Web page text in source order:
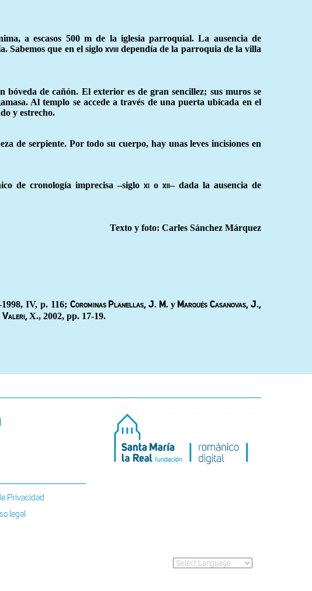
a escasos 500 m de la iglesia parroquial. La ausencia de
Sabemos que en el siglo xviii dependía de la parroquia de la villa
de cañón. El exterior es de gran sencillez; sus muros se
Al templo se accede a través de una puerta ubicada en el
y estrecho.
de serpiente. Por todo su cuerpo, hay unas leves incisiones en
de cronología imprecisa –siglo xio xii– dada la ausencia de
Texto y foto: Carles Sánchez Márquez
1998, IV, p. 116; Corominas Planellas, J. M. yMarqués Casanovas, J.,
Valeri,X., 2002, pp. 17-19.
Privacidad
legal